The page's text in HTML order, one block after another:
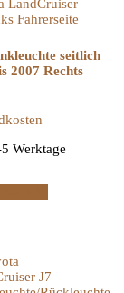
seitlich
2007 Rechts
Werktage